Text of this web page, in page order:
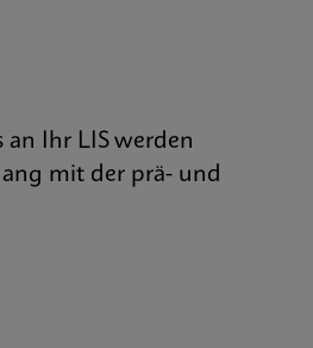
an Ihr LIS werden
mit der prä- und